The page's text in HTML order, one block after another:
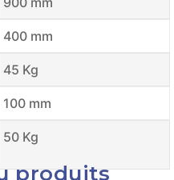
400 mm
45 Kg
100 mm
50 Kg
produits